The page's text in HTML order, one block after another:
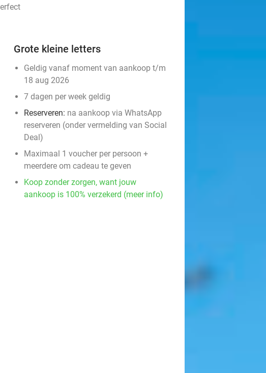
Grote kleine letters
Geldig vanaf moment van aankoop t/m
18 aug 2026
7 dagen per week geldig
Reserveren: na aankoop via WhatsApp
reserveren (onder vermelding van Social
Deal)
Maximaal 1 voucher per persoon +
meerdere om cadeau te geven
Koop zonder zorgen, want jouw
aankoop is 100% verzekerd (meer info)